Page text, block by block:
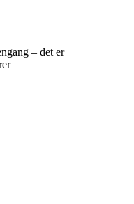
– det er